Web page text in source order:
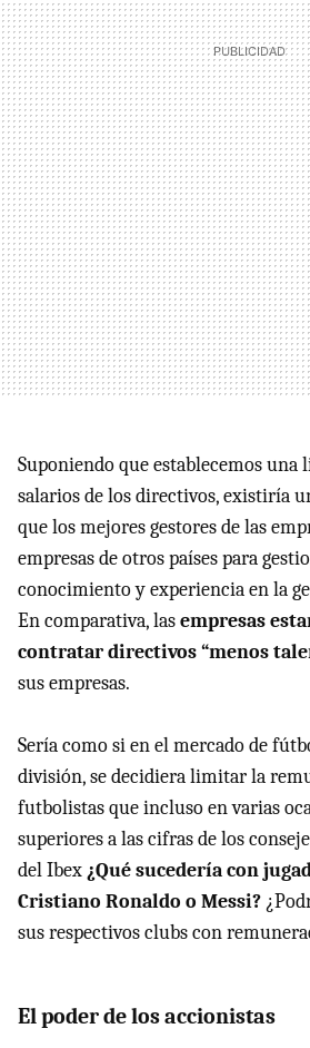
Suponiendo que establecemos
salarios de los directivos, existiría
que los mejores gestores de las
empresas de otros países para
conocimiento y experiencia en la
En comparativa, lasempresas
contratar directivos “menos
sus empresas.
Sería como si en el mercado de
división, se decidiera limitar la
futbolistas que incluso en varias
superiores a las cifras de los
del Ibex ¿Qué sucedería con
Cristiano Ronaldo o Messi?
sus respectivos clubs con
El poder de los accionistas